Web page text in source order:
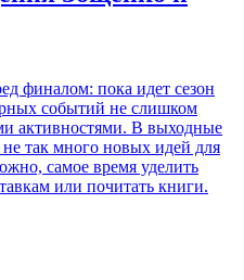
финалом: пока идет сезон
событий не слишком
активностями. В выходные
так много новых идей для
самое время уделить
или почитать книги.